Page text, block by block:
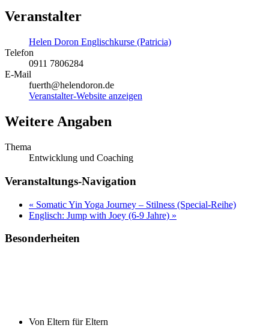
Veranstalter
Helen Doron Englischkurse (Patricia)
Telefon
0911 7806284
E-Mail
fuerth@helendoron.de
Veranstalter-Website anzeigen
Weitere Angaben
Thema
Entwicklung und Coaching
Veranstaltungs-Navigation
« Somatic Yin Yoga Journey – Stilness (Special-Reihe)
Englisch: Jump with Joey (6-9 Jahre) »
Besonderheiten
Von Eltern für Eltern